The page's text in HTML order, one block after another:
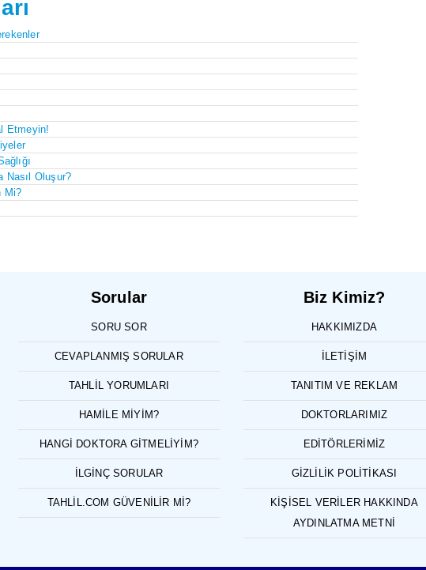
Etmeyin!
Nasıl Oluşur?
Mi?
Sorular
SORU SOR
CEVAPLANMIŞ SORULAR
TAHLIL YORUMLARI
HAMILE MIYIM?
HANGI DOKTORA GITMELIYIM?
İLGINÇ SORULAR
TAHLIL.COM GÜVENILIR MI?
Biz Kimiz?
HAKKIMIZDA
İLETIŞIM
TANITIM VE REKLAM
DOKTORLARIMIZ
EDITÖRLERIMIZ
GIZLILIK POLITIKASI
KIŞISEL VERILER HAKKINDA
AYDINLATMA METNI